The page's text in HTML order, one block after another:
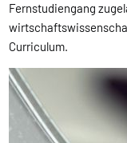
Fernstudiengang
Curriculum.